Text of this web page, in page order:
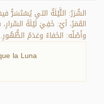
السُّرَرُ: اللَّيْلَةُ التي يُسْتَسَرُّ
القَمَرُ، أيْ: خَفِيَ لَيْلَةَ
وأَصْلُه: الخَفاءُ وعَدَمُ الظُّهُورِ.
la Luna